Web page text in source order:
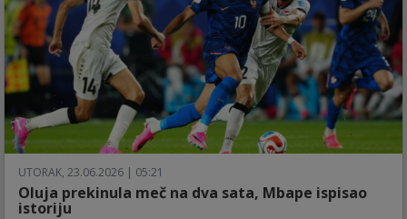
UTORAK, 23.06.2026 | 05:21
Oluja prekinula meč na dva sata, Mbape ispisao
istoriju